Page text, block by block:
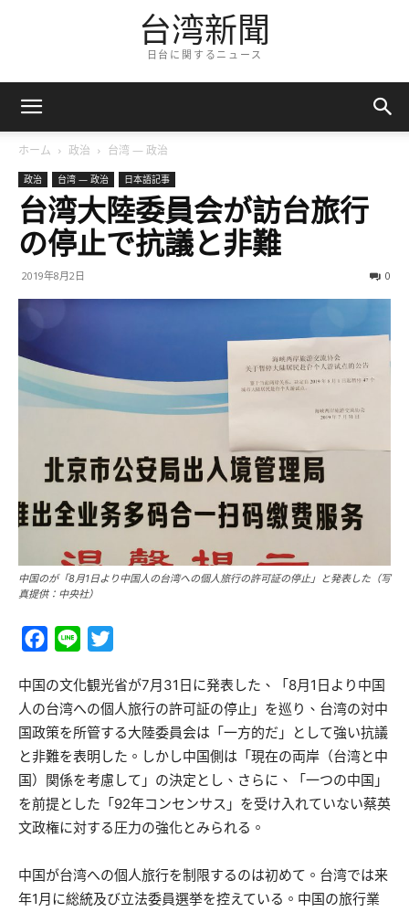
台湾新聞
日台に関するニュース
ホーム 政治 台湾 — 政治
政治 台湾 — 政治 日本語記事
台湾大陸委員会が訪台旅行
の停止で抗議と非難
2019年8月2日 0
中国のが「8月1日より中国人の台湾への個人旅行の許可証の停止」と発表した（写
真提供：中央社）
Facebook
Line
中国の文化観光省が7月31日に発表した、「8月1日より中国
人の台湾への個人旅行の許可証の停止」を巡り、台湾の対中
国政策を所管する大陸委員会は「一方的だ」として強い抗議
と非難を表明した。しかし中国側は「現在の両岸（台湾と中
国）関係を考慮して」の決定とし、さらに、「一つの中国」
を前提とした「92年コンセンサス」を受け入れていない蔡英
文政権に対する圧力の強化とみられる。
中国が台湾への個人旅行を制限するのは初めて。台湾では来
年1月に総統及び立法委員選挙を控えている。中国の旅行業